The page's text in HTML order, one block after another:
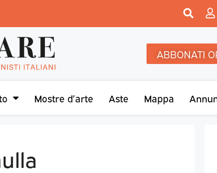
ABBONATI
Mostre d’arte Aste Mappa